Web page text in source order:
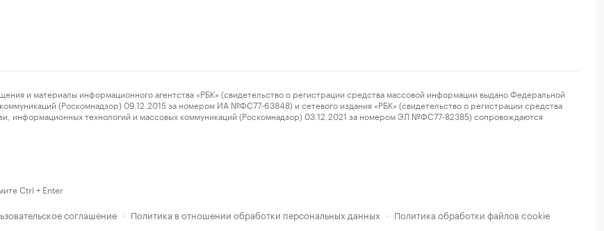
информационного агентства «РБК» (свидетельство о регистрации средства массовой информации выдано Федеральной
(Роскомнадзор) 09.12.2015 за номером ИА №ФС77-63848) и сетевого издания «РБК» (свидетельство о регистрации средства
информационных технологий и массовых коммуникаций (Роскомнадзор) 03.12.2021 за номером ЭЛ №ФС77-82385) сопровождаются
Ctrl + Enter
соглашение · Политика в отношении обработки персональных данных · Политика обработки файлов cookie